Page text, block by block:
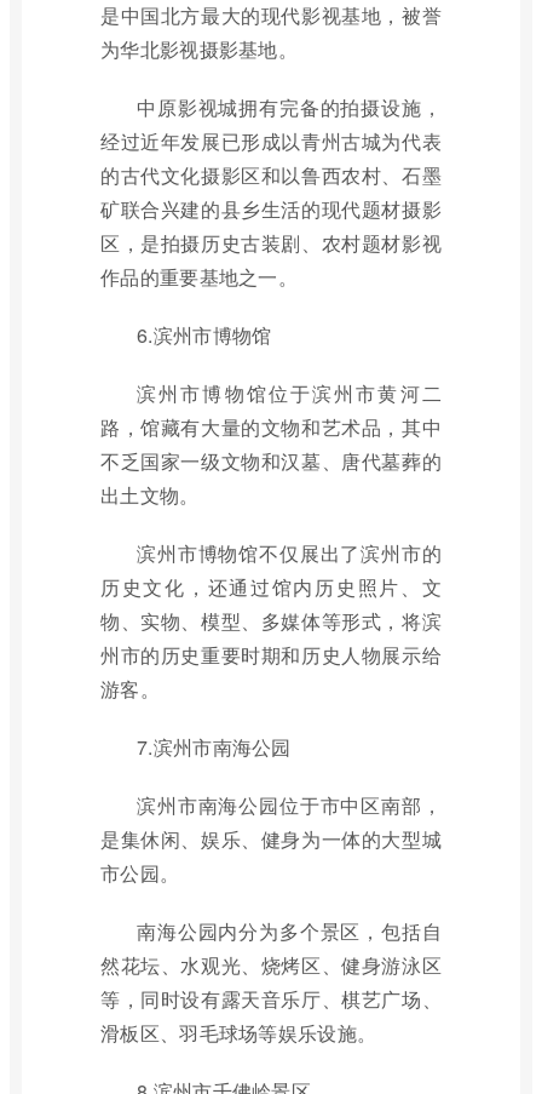
是中国北方最大的现代影视基地，被誉
为华北影视摄影基地。
中原影视城拥有完备的拍摄设施，
经过近年发展已形成以青州古城为代表
的古代文化摄影区和以鲁西农村、石墨
矿联合兴建的县乡生活的现代题材摄影
区，是拍摄历史古装剧、农村题材影视
作品的重要基地之一。
6.滨州市博物馆
滨州市博物馆位于滨州市黄河二
路，馆藏有大量的文物和艺术品，其中
不乏国家一级文物和汉墓、唐代墓葬的
出土文物。
滨州市博物馆不仅展出了滨州市的
历史文化，还通过馆内历史照片、文
物、实物、模型、多媒体等形式，将滨
州市的历史重要时期和历史人物展示给
游客。
7.滨州市南海公园
滨州市南海公园位于市中区南部，
是集休闲、娱乐、健身为一体的大型城
市公园。
南海公园内分为多个景区，包括自
然花坛、水观光、烧烤区、健身游泳区
等，同时设有露天音乐厅、棋艺广场、
滑板区、羽毛球场等娱乐设施。